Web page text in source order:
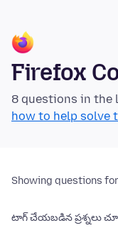
Firefox
8 questions in the
how to help solve
Showing questions
టాగ్ చేయబడిన ప్రశ్నలు